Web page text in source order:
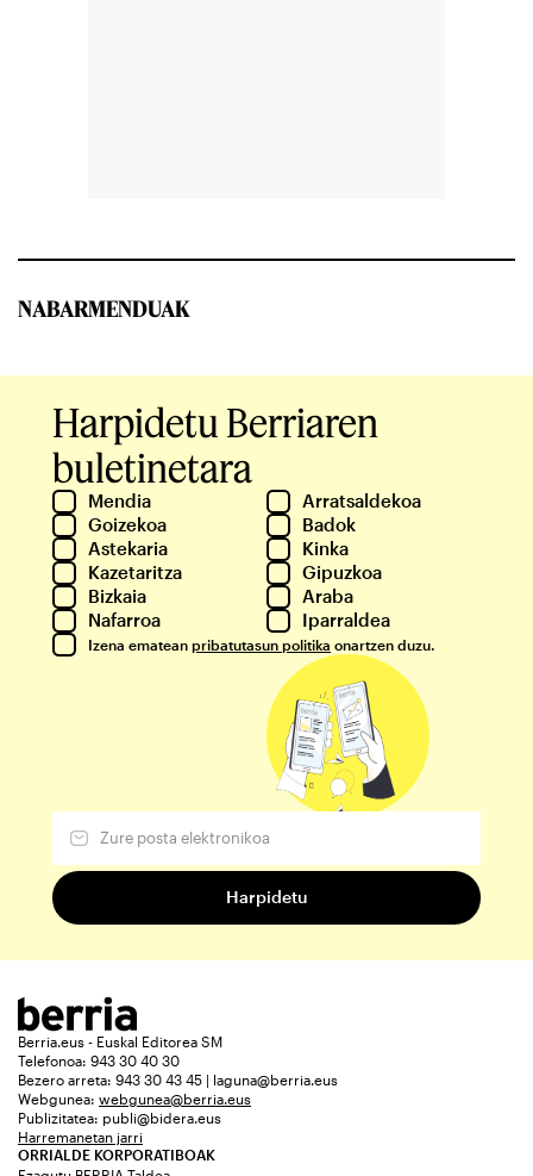
NABARMENDUAK
Harpidetu Berriaren
buletinetara
Mendia
Arratsaldekoa
Goizekoa
Badok
Astekaria
Kinka
Kazetaritza
Gipuzkoa
Bizkaia
Araba
Nafarroa
Iparraldea
Izena ematean pribatutasun politika onartzen duzu.
Berria.eus - Euskal Editorea SM
Telefonoa: 943 30 40 30
Bezero arreta: 943 30 43 45 | laguna@berria.eus
Webgunea: webgunea@berria.eus
Publizitatea: publi@bidera.eus
Harremanetan jarri
ORRIALDE KORPORATIBOAK